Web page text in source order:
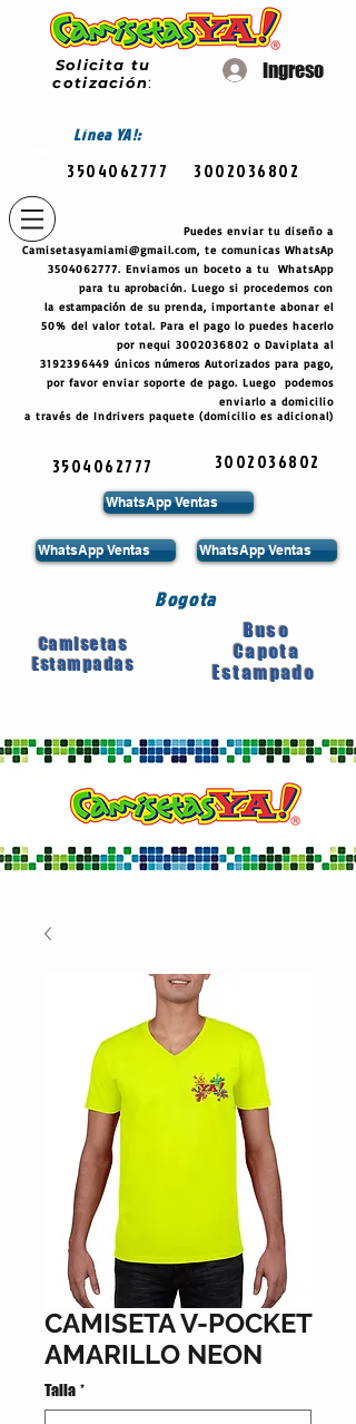
Solicita tu
cotización:
Ingreso
LíneaYA!:
3504062777 3002036802
Puedes enviar tu diseño a
Camisetasyamiami@gmail.com, te comunicas WhatsAp
3504062777. Enviamos un boceto a tu WhatsApp
para tu aprobación. Luego si procedemos con
laestampación de su prenda, importante abonar el
50% del valor total. Para el pago lo puedes hacerlo
por nequi 3002036802 o Daviplata al
3192396449 únicos números Autorizados para pago,
por favor enviar soporte de pago. Luego podemos
enviarlo a domicilio
a través de Indrivers paquete (domicilio es adicional)
3504062777 3002036802
WhatsApp Ventas
WhatsApp Ventas WhatsApp Ventas
Bogota
Camisetas
Estampadas
Buso
Capota
Estampado
CAMISETA V-POCKET
AMARILLO NEON
Talla *